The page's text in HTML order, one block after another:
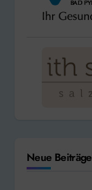
Neue Beiträge